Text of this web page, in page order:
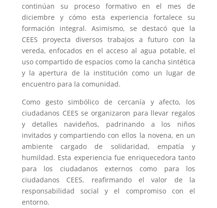
continúan su proceso formativo en el mes de
diciembre y cómo esta experiencia fortalece su
formación integral. Asimismo, se destacó que la
CEES proyecta diversos trabajos a futuro con la
vereda, enfocados en el acceso al agua potable, el
uso compartido de espacios como la cancha sintética
y la apertura de la institución como un lugar de
encuentro para la comunidad.
Como gesto simbólico de cercanía y afecto, los
ciudadanos CEES se organizaron para llevar regalos
y detalles navideños, padrinando a los niños
invitados y compartiendo con ellos la novena, en un
ambiente cargado de solidaridad, empatía y
humildad. Esta experiencia fue enriquecedora tanto
para los ciudadanos externos como para los
ciudadanos CEES, reafirmando el valor de la
responsabilidad social y el compromiso con el
entorno.